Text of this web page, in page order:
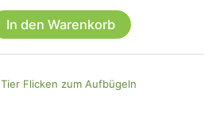
In den Warenkorb
Tier Flicken zum Aufbügeln